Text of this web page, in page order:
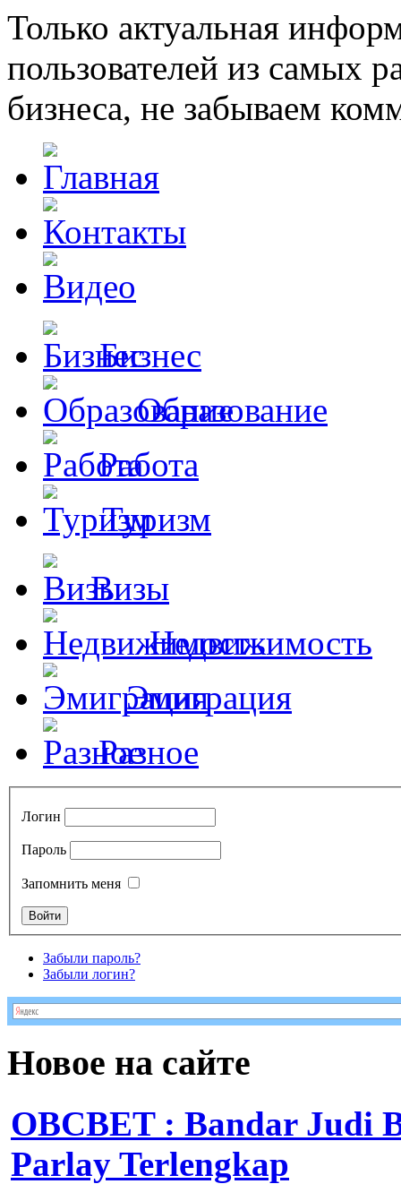
Только актуальная
пользователей из самых
бизнеса, не забываем
Бизнес
Образование
Работа
Туризм
Визы
Недвижимость
Эмиграция
Разное
Логин
Пароль
Запомнить меня
Забыли пароль?
Забыли логин?
Новое на сайте
OBCBET : Bandar Judi
Parlay Terlengkap